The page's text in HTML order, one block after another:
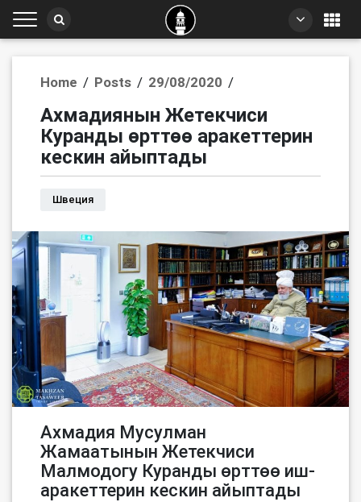
Home / Posts / 29/08/2020 /
Ахмадиянын Жетекчиси
Куранды өрттөө аракеттерин
кескин айыптады
Швеция
Ахмадия Мусулман
Жамаатынын Жетекчиси
Малмодогу Куранды өрттөө иш-
аракеттерин кескин айыптады